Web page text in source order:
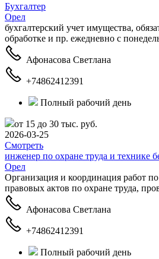
Бухгалтер
Орел
бухгалтерский учет имущества,
обработке и пр. ежедневно с
Афонасова Светлана
+74862412391
Полный рабочий день
от 15 до 30 тыс. руб.
2026-03-25
Смотреть
инженер по охране труда и технике
Орел
Организация и координация работ
правовых актов по охране труда,
Афонасова Светлана
+74862412391
Полный рабочий день